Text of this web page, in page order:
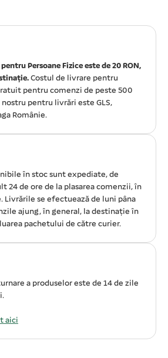
Persoane Fizice este de 20 RON,
Costul de livrare pentru
pentru comenzi de peste 500
nostru pentru livrări este GLS,
Românie.
în stoc sunt expediate, de
24 de ore de la plasarea comenzii, în
Livrările se efectuează de luni pâna
ajung, în general, la destinație în
pachetului de către curier.
a produselor este de 14 de zile
aici